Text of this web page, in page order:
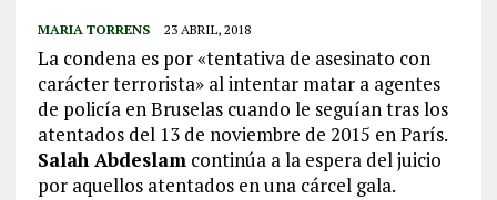
MARIA TORRENS 23 ABRIL, 2018
La condena es por «tentativa de asesinato con
carácter terrorista» al intentar matar a agentes
de policía en Bruselas cuando le seguían tras los
atentados del 13 de noviembre de 2015 en París.
Salah Abdeslamcontinúa a la espera del juicio
por aquellos atentados en una cárcel gala.